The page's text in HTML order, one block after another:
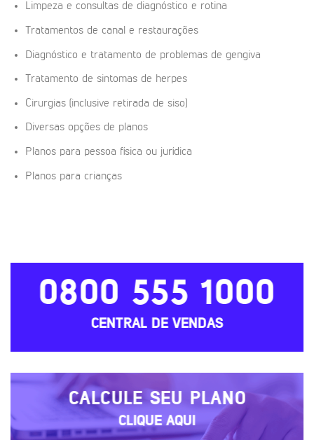
Limpeza e consultas de diagnóstico e rotina
Tratamentos de canal e restaurações
Diagnóstico e tratamento de problemas de gengiva
Tratamento de sintomas de herpes
Cirurgias (inclusive retirada de siso)
Diversas opções de planos
Planos para pessoa física ou jurídica
Planos para crianças
0800 555 1000
CENTRAL DE VENDAS
CALCULE SEU PLANO
CLIQUE AQUI